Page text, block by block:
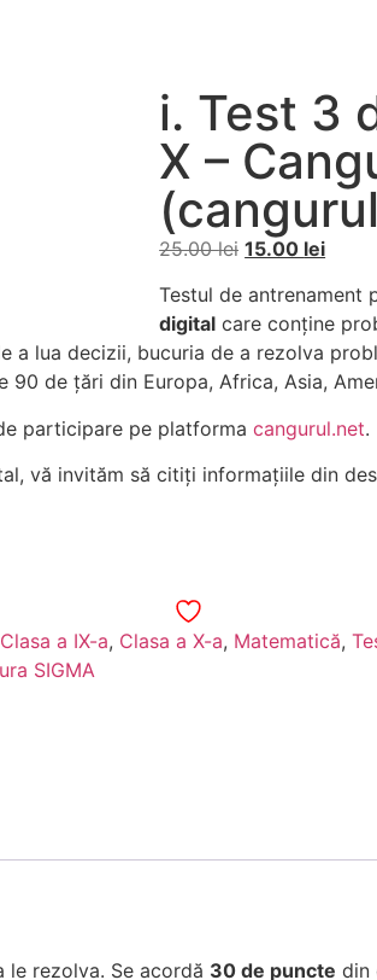
i. Test 3
X –
25.00lei 15.00 lei
Testul de antrenament
digital care conține
lua decizii, bucuria de a rezolva
90 de țări din Europa, Africa, Asia,
participare pe platforma cangurul.net.
vă invităm să citiți informațiile din
Clasa a IX-a, Clasa a X-a, Matematică,
SIGMA
rezolva. Se acordă 30 de puncte din